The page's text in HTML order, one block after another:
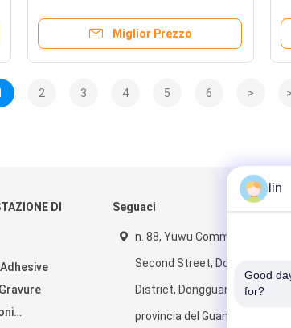
Miglior Prezzo
2 3 4 5 6 >
DI Seguaci
n. 88, Yuwu Commercial
Second Street, Dongcheng
District, Dongguan City,
provincia del Guangdong
lin
Good
for?